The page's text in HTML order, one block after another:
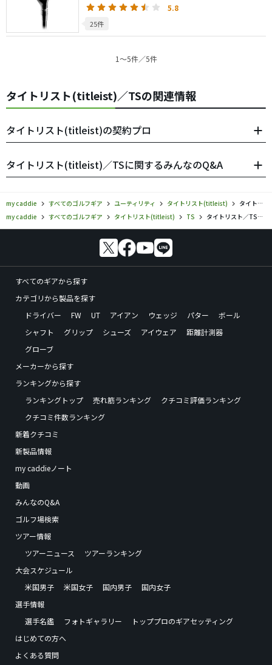
5.8
25件
1〜5件／5件
タイトリスト(titleist)／TSの関連情報
タイトリスト(titleist)の契約プロ
タイトリスト(titleist)／TSに関するみんなのQ&A
my caddie すべてのゴルフギア ユーティリティ タイトリスト(titleist)
タイトリスト／TS／ユーティリティの口コミ評価
my caddie
すべてのゴルフギア タイトリスト(titleist) TS タイトリスト／TS／ユーティリティの口コミ評価
すべてのギアから探す
カテゴリから製品を探す
ドライバー
FW UT アイアン ウェッジ パター
ボール
シャフト
グリップ シューズ アイウェア
距離計測器
グローブ
メーカーから探す
ランキングから探す
ランキングトップ
売れ筋ランキング
クチコミ評価ランキング
クチコミ件数ランキング
新着クチコミ
新製品情報
my caddieノート
動画
みんなのQ&A
ゴルフ場検索
ツアー情報
ツアーニュース
ツアーランキング
大会スケジュール
米国男子
米国女子 国内男子
国内女子
選手情報
選手名鑑
フォトギャラリー
トッププロのギアセッティング
はじめての方へ
よくある質問